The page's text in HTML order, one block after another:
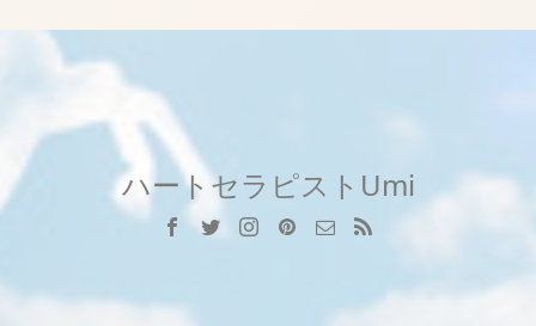
ハートセラピストUmi